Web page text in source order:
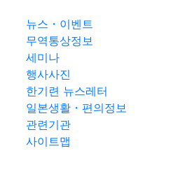
뉴스・이벤트
무역통상정보
세미나
행사사진
한기련 뉴스레터
일본생활・편의정보
관련기관
사이트맵